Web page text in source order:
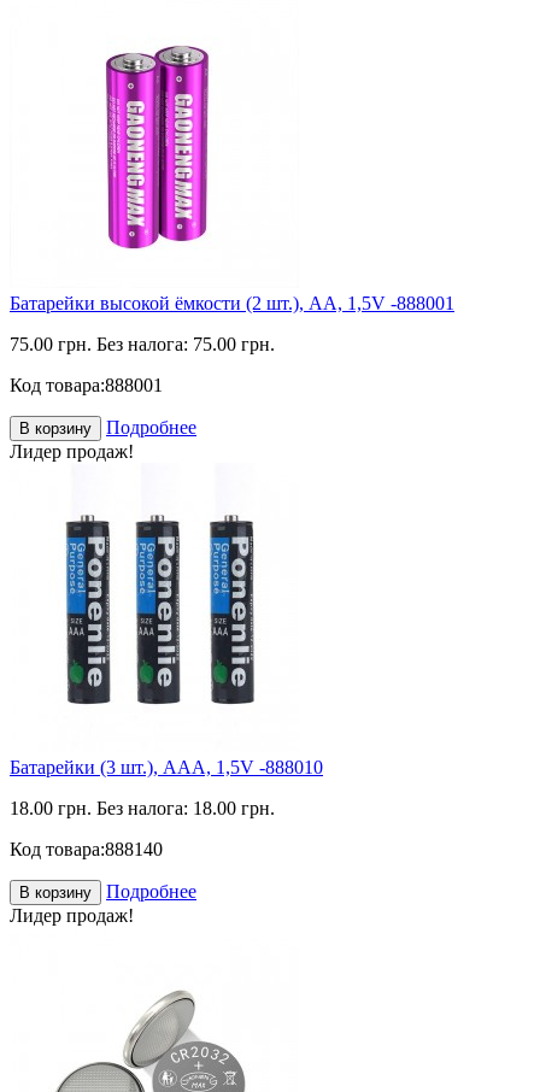
Батарейки высокой ёмкости (2 шт.), АА, 1,5V -888001
75.00 грн. Без налога: 75.00 грн.
Код товара:888001
В корзину
Подробнее
Лидер продаж!
Батарейки (3 шт.), ААА, 1,5V -888010
18.00 грн. Без налога: 18.00 грн.
Код товара:888140
В корзину
Подробнее
Лидер продаж!